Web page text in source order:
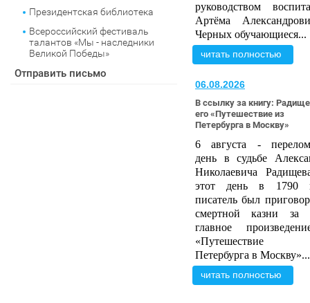
Президентская библиотека
Всероссийский фестиваль
талантов «Мы - наследники
Великой Победы»
Отправить письмо
руководством
Артёма
Черных обучающиеся...
читать полностью
06.08.2026
В ссылку за книгу:
его «Путешествие из
Петербурга в Москву»
6 августа -
день в судьбе
Николаевича
этот день в 1790
писатель был
смертной казни за
главное
«Путешествие
Петербурга в Москву»...
читать полностью